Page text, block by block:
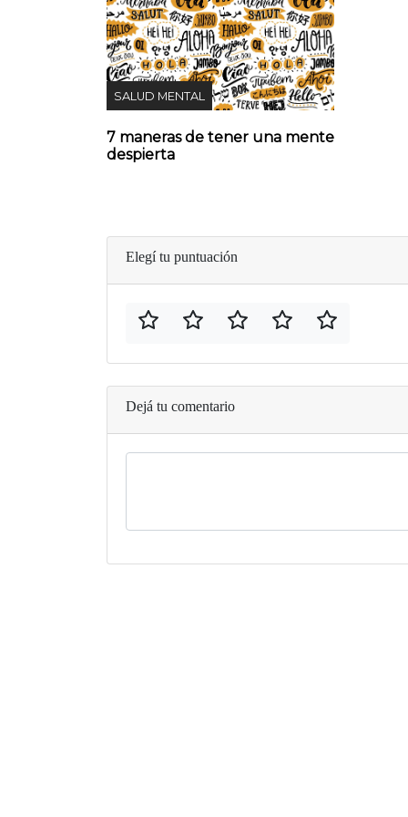
SALUD MENTAL
7 maneras de tener una mente
despierta
Elegí tu puntuación
Dejá tu comentario